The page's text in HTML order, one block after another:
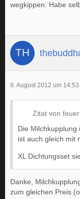
wegkippen. Habe
8. August 2012 um 14:53
Zitat von
Die Milchkupplung
ist auch gleich mit
XL Dichtungsset
Danke,
zum gleichen Preis